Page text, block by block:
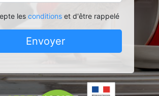
les conditionset d'être rappelé
Envoyer